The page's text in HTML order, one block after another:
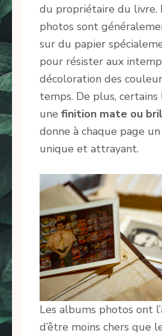
du propriétaire du livre.
photos sont
sur du papier
pour résister aux
décoloration des
temps. De plus,
une finition mate ou
donne à chaque page
unique et attrayant.
Les albums photos ont
d’être moins chers que